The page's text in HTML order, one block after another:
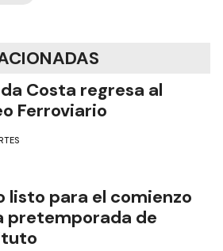
Costa regresa al
Ferroviario
listo para el comienzo
pretemporada de